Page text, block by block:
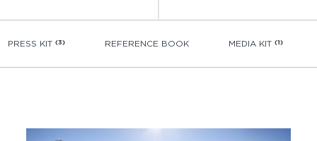
PRESS KIT (3) REFERENCE BOOK MEDIA KIT (1)